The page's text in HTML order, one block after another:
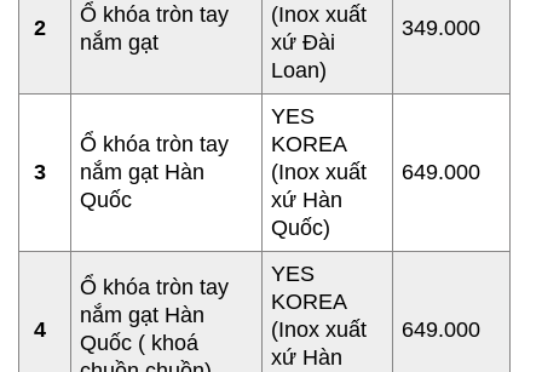
2
Ổ khóa tròn tay
nắm gạt
(Inox xuất
xứ Đài
Loan)
349.000
3
Ổ khóa tròn tay
nắm gạt Hàn
Quốc
YES
KOREA
(Inox xuất
xứ Hàn
Quốc)
649.000
4
Ổ khóa tròn tay
nắm gạt Hàn
Quốc ( khoá
YES
KOREA
(Inox xuất
xứ Hàn
649.000